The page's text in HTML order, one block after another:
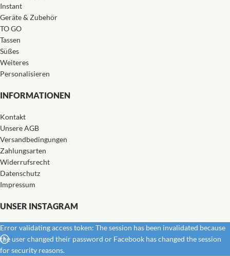
Instant
Geräte & Zubehör
TO GO
Tassen
Süßes
Weiteres
Personalisieren
INFORMATIONEN
Kontakt
Unsere AGB
Versandbedingungen
Zahlungsarten
Widerrufsrecht
Datenschutz
Impressum
UNSER INSTAGRAM
Error validating access token: The session has been invalidated because
the user changed their password or Facebook has changed the session
for security reasons.